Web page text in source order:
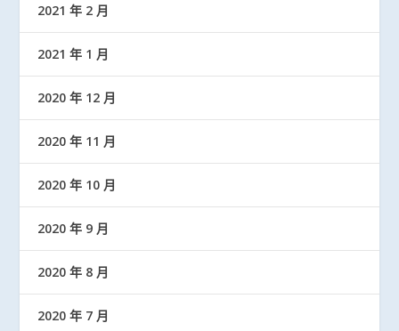
2021 年 2 月
2021 年 1 月
2020 年 12 月
2020 年 11 月
2020 年 10 月
2020 年 9 月
2020 年 8 月
2020 年 7 月